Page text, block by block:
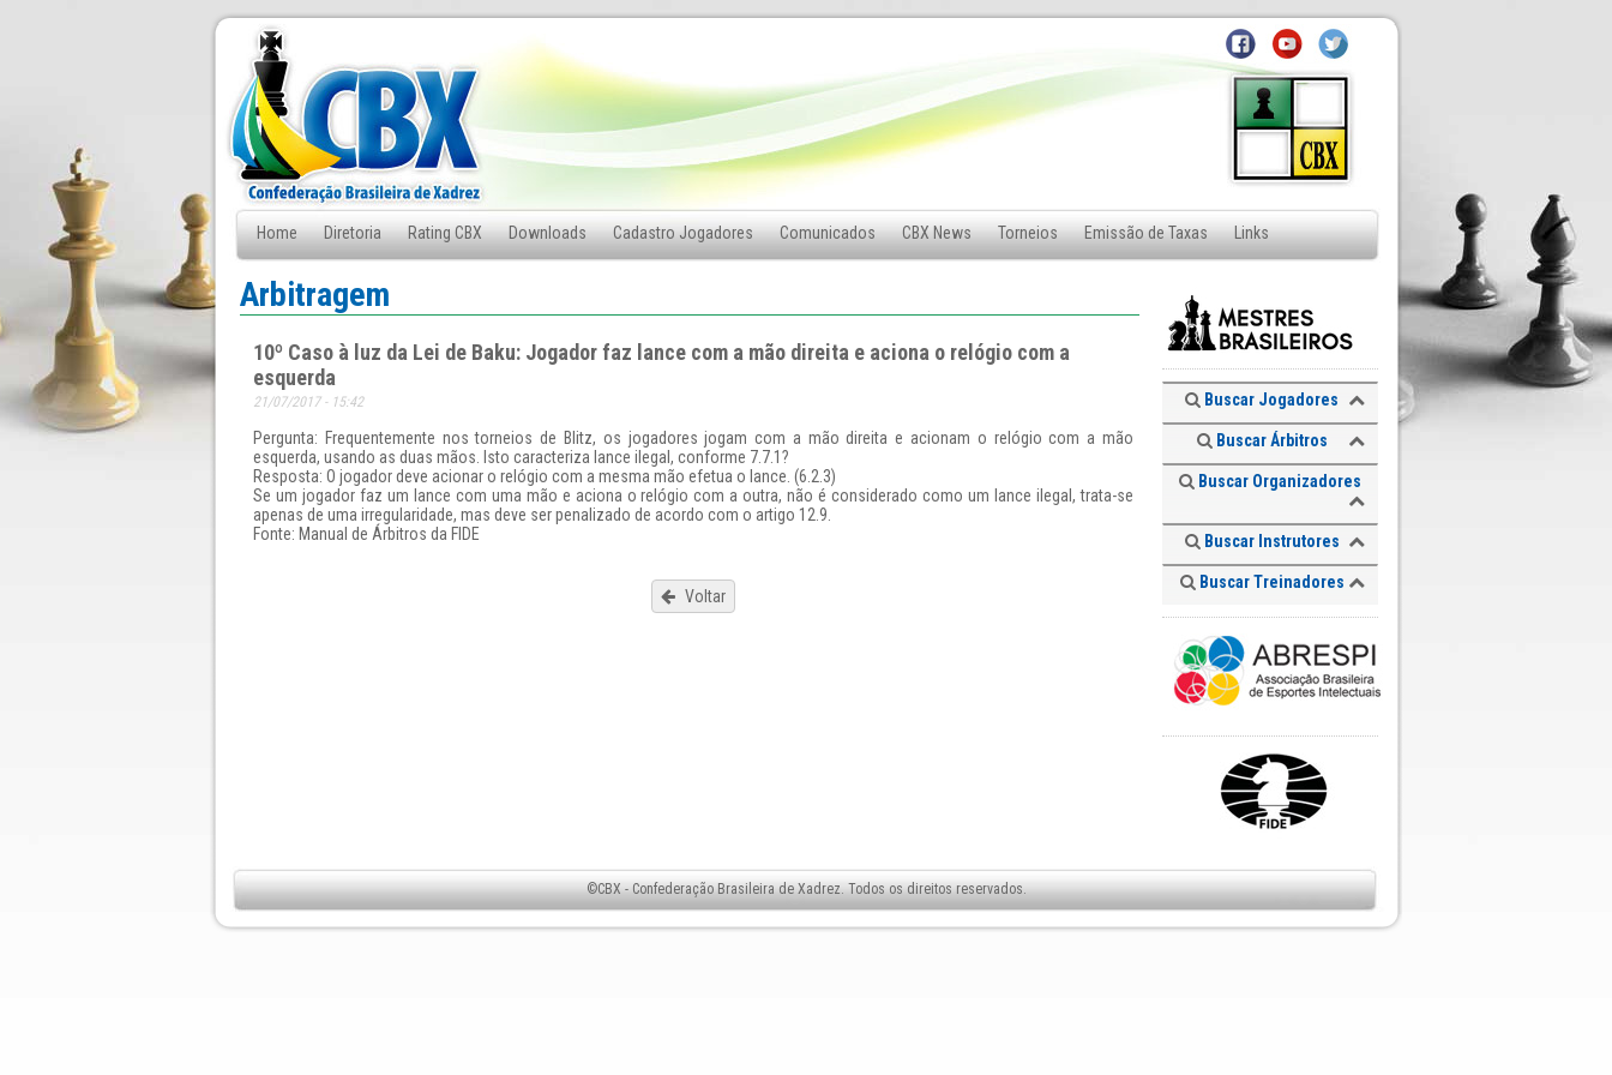
Home Diretoria Rating CBX Downloads Cadastro Jogadores Comunicados CBX News Torneios Emissão de Taxas Links
Fale Conosco
Arbitragem
10º Caso à luz da Lei de Baku: Jogador faz lance com a mão direita e aciona o relógio com a
esquerda
21/07/2017 - 15:42
Pergunta: Frequentemente nos torneios de Blitz, os jogadores jogam com a mão direita e acionam o relógio com a mão
esquerda, usando as duas mãos. Isto caracteriza lance ilegal, conforme 7.7.1?
Resposta: O jogador deve acionar o relógio com a mesma mão efetua o lance. (6.2.3)
Se um jogador faz um lance com uma mão e aciona o relógio com a outra, não é considerado como um lance ilegal, trata-se
apenas de uma irregularidade, mas deve ser penalizado de acordo com o artigo 12.9.
Fonte: Manual de Árbitros da FIDE
Voltar
Buscar Jogadores
Buscar Árbitros
Buscar Organizadores
Buscar Instrutores
Buscar Treinadores
©CBX - Confederação Brasileira de Xadrez. Todos os direitos reservados.